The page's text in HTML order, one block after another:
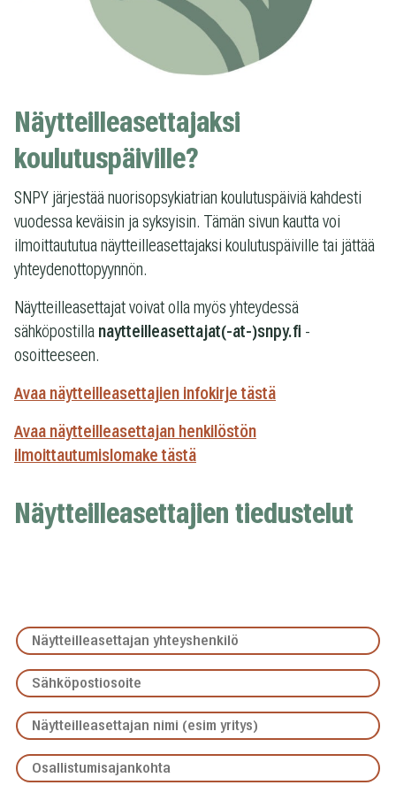
Näytteilleasettajaksi
koulutuspäiville?
SNPY järjestää nuorisopsykiatrian koulutuspäiviä kahdesti
vuodessa keväisin ja syksyisin. Tämän sivun kautta voi
ilmoittaututua näytteilleasettajaksi koulutuspäiville tai jättää
yhteydenottopyynnön.
Näytteilleasettajat voivat olla myös yhteydessä
sähköpostilla naytteilleasettajat(-at-)snpy.fi -
osoitteeseen.
Avaa näytteilleasettajien infokirje tästä
Avaa näytteilleasettajan henkilöstön
ilmoittautumislomake tästä
Näytteilleasettajien tiedustelut
Näytteilleasettajan
*
Sähköpostiosoite
Näytteilleasettajan
(esim
Osallistumisajankohta